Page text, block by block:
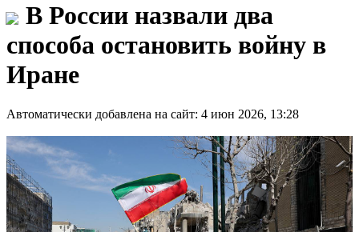
В России назвали два
способа остановить войну в
Иране
Автоматически добавлена на сайт: 4 июн 2026, 13:28